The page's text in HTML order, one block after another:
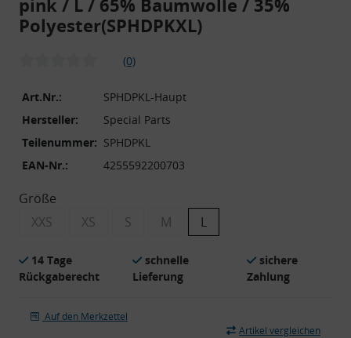
Polyester(SPHDPKXL)
(0)
Art.Nr.:
SPHDPKL-Haupt
Hersteller:
Special Parts
Teilenummer: SPHDPKL
EAN-Nr.:
4255592200703
Größe
XXS
XS S M L
14 Tage
Rückgaberecht
schnelle
Lieferung
sichere
Zahlung
Auf den Merkzettel
Artikel vergleichen